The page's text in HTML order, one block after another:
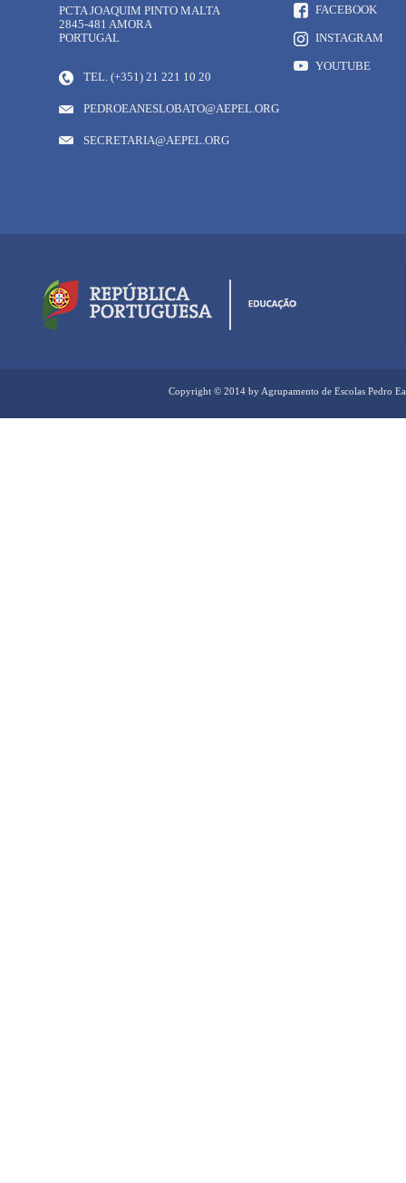
PCTA JOAQUIM PINTO MALTA
2845-481 AMORA
PORTUGAL
INSTAGRAM
PEDROEANESLOBATO@AEPEL.ORG
SECRETARIA@AEPEL.ORG
FACEBOOK
YOUTUBE
TEL. (+351) 21 221 10 20
Copyright © 2014 by Agrupamento de Escolas Pedro